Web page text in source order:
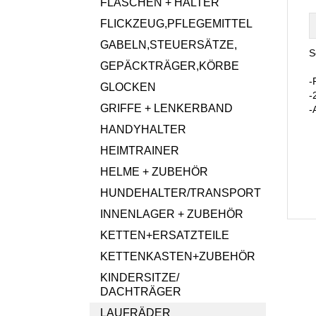
FLASCHEN + HALTER
FLICKZEUG,PFLEGEMITTEL
GABELN,STEUERSÄTZE,
GEPÄCKTRÄGER,KÖRBE
GLOCKEN
GRIFFE + LENKERBAND
HANDYHALTER
HEIMTRAINER
HELME + ZUBEHÖR
HUNDEHALTER/TRANSPORT
INNENLAGER + ZUBEHÖR
KETTEN+ERSATZTEILE
KETTENKASTEN+ZUBEHÖR
KINDERSITZE/
DACHTRÄGER
LAUFRÄDER
-
-
-